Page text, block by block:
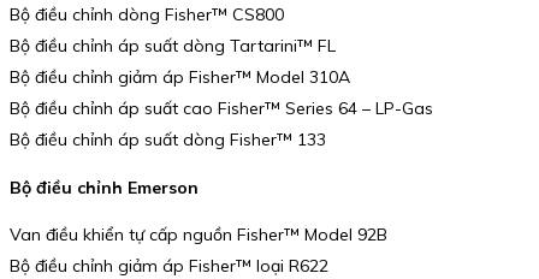
Bộ điều chỉnh dòng Fisher™ CS800
Bộ điều chỉnh áp suất dòng Tartarini™ FL
Bộ điều chỉnh giảm áp Fisher™ Model 310A
Bộ điều chỉnh áp suất cao Fisher™ Series 64 – LP-Gas
Bộ điều chỉnh áp suất dòng Fisher™ 133
Bộ điều chỉnh Emerson
Van điều khiển tự cấp nguồn Fisher™ Model 92B
Bộ điều chỉnh giảm áp Fisher™ loại R622